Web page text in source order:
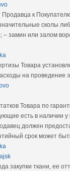
Продавца к
сколы
– замин или залом
Товара
на проведение
Товара по
есть в наличии
должен
срок может
закупки ткани, ее